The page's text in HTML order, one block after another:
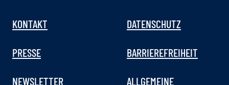
KONTAKT
PRESSE
NEWSLETTER
DATENSCHUTZ
BARRIEREFREIHEIT
ALLGEMEINE